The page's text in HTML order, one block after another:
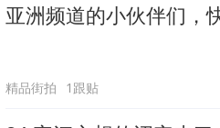
亚洲频道的小伙伴们，
精品街拍 1跟贴